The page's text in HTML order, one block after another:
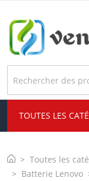
TOUTES LES
Toutes les
Batterie Lenovo